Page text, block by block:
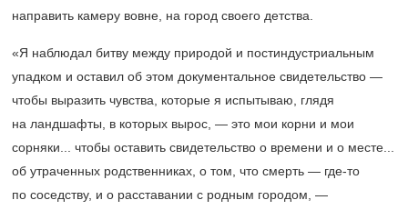
направить камеру вовне, на город своего детства.
«Я наблюдал битву между природой и постиндустриальным
упадком и оставил об этом документальное свидетельство —
чтобы выразить чувства, которые я испытываю, глядя
на ландшафты, в которых вырос, — это мои корни и мои
сорняки... чтобы оставить свидетельство о времени и о месте...
об утраченных родственниках, о том, что смерть — где-то
по соседству, и о расставании с родным городом, —